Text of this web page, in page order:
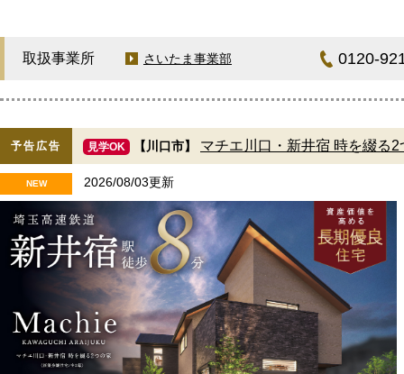
取扱事業所 さいたま事業部 0120-
予告広告 見学OK 【川口市】 マチエ川口・新井宿 時を綴る2
NEW 2026/08/03更新